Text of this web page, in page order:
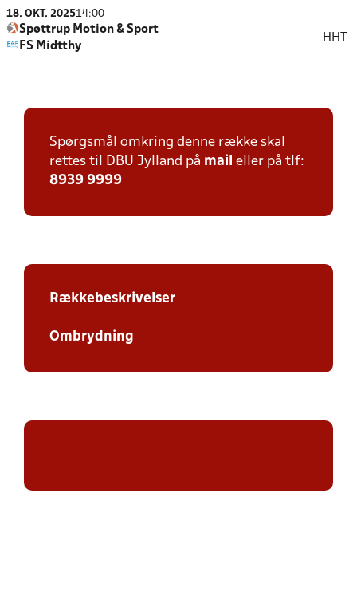
18. OKT. 202514:00
Spøttrup Motion & Sport
FS Midtthy
HHT
Spørgsmål omkring denne række skal
rettes til DBU Jylland på mail eller på tlf:
8939 9999
Rækkebeskrivelser
Ombrydning